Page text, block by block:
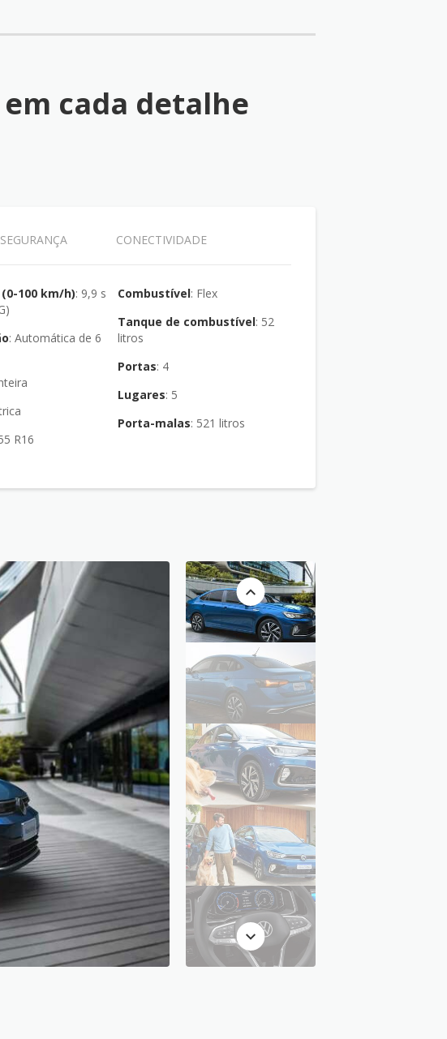
em cada detalhe
SEGURANÇA CONECTIVIDADE
100 km/h): 9,9 s
: Automática de 6
R16
Combustível : Flex
Tanque de combustível: 52
litros
Portas : 4
Lugares : 5
Porta-malas : 521 litros